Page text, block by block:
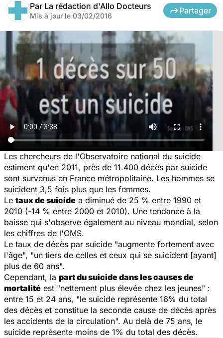
Par La rédaction d'Allo Docteurs
Mis à jour le 03/02/2016
Partager
Les chercheurs de l'Observatoire national du suicide
estiment qu'en 2011, près de 11.400 décès par suicide
sont survenus en France métropolitaine. Les hommes se
suicident 3,5 fois plus que les femmes.
Le taux de suicide a diminué de 25 % entre 1990 et
2010 (-14 % entre 2000 et 2010). Une tendance à la
baisse qui s'observe également au niveau mondial, selon
les chiffres de l'OMS.
Le taux de décès par suicide "augmente fortement avec
l'âge", "un tiers de celles et ceux qui se suicident [ayant]
plus de 60 ans".
Cependant, la part du suicide dans les causes de
mortalité est "nettement plus élevée chez les jeunes" :
entre 15 et 24 ans, "le suicide représente 16% du total
des décès et constitue la seconde cause de décès après
les accidents de la circulation". Au delà de 75 ans, le
suicide représente moins de 1% du total des décès.